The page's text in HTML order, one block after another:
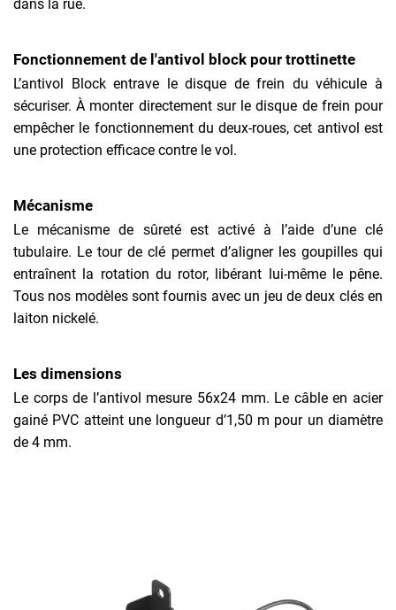
dans la rue.
Fonctionnement de l'antivol block pour trottinette
L’antivol Block entrave le disque de frein du véhicule à
sécuriser. À monter directement sur le disque de frein pour
empêcher le fonctionnement du deux-roues, cet antivol est
une protection efficace contre le vol.
Mécanisme
Le mécanisme de sûreté est activé à l’aide d’une clé
tubulaire. Le tour de clé permet d’aligner les goupilles qui
entraînent la rotation du rotor, libérant lui-même le pêne.
Tous nos modèles sont fournis avec un jeu de deux clés en
laiton nickelé.
Les dimensions
Le corps de l’antivol mesure 56x24 mm. Le câble en acier
gainé PVC atteint une longueur d’1,50 m pour un diamètre
de 4 mm.